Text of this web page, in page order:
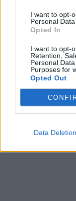
I want to opt-
Personal
Opted In
I want to opt-
Retention,
Personal
Purposes for
Opted Out
Data Deletion